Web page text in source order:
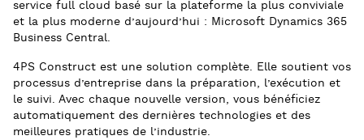
service full cloud basé sur la plateforme la plus conviviale
et la plus moderne d’aujourd’hui : Microsoft Dynamics 365
Business Central.
4PS Construct est une solution complète. Elle soutient vos
processus d’entreprise dans la préparation, l’exécution et
le suivi. Avec chaque nouvelle version, vous bénéficiez
automatiquement des dernières technologies et des
meilleures pratiques de l’industrie.